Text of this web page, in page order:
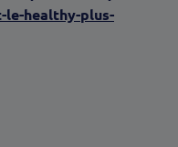
le-healthy-plus-